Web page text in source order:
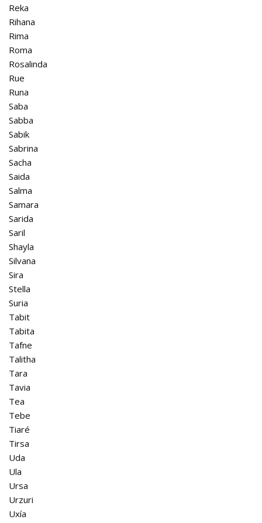
Reka
Rihana
Rima
Roma
Rosalinda
Rue
Runa
Saba
Sabba
Sabik
Sabrina
Sacha
Saida
Salma
Samara
Sarida
Saril
Shayla
Silvana
Sira
Stella
Suria
Tabit
Tabita
Tafne
Talitha
Tara
Tavia
Tea
Tebe
Tiaré
Tirsa
Uda
Ula
Ursa
Urzuri
Uxía